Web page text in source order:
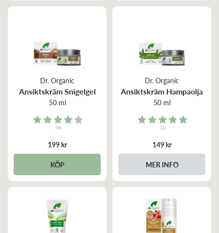
Dr. Organic
Ansiktskräm Snigelgel
50 ml
Rating:
(4)
199 kr
KÖP
Dr. Organic
Ansiktskräm Hampaolja
50 ml
Rating:
(1)
149 kr
MER INFO